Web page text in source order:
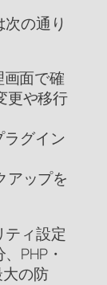
の通り
画面で確
更や移行
ラグイン
アップを
ィ設定
PHP・
の防